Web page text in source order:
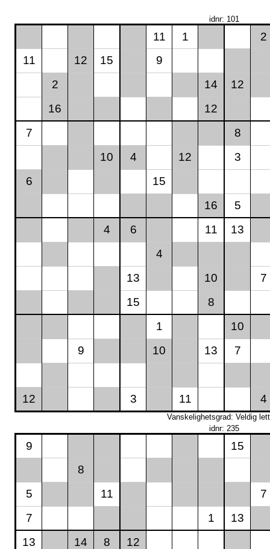
idnr: 101
11 1
2
11
12 15
9
2
14
12
16
12
7
8
10
4 12
3
6
15
16
5
4
6 11
13
4
13
10
7
15
8
1
10
9
10 13 7
12 3 11 4
Vanskelighetsgrad: Veldig
idnr: 235
9
15
8
5
11
7
7
1
13
13
14 8
12